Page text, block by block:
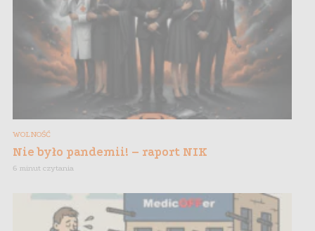
WOLNOŚĆ
Nie było pandemii! – raport NIK
6 minut czytania